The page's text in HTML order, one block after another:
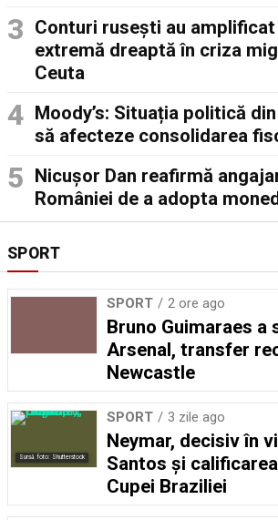
Conturi rusești au
extremă dreaptă în criza
Ceuta
Moody’s: Situația politică
să afecteze consolidarea
Nicușor Dan reafirmă
României de a adopta
SPORT
SPORT 2 ore ago
Bruno Guimaraes a
Arsenal, transfer
Newcastle
Sursă foto: Shutterstock
SPORT 3 zile ago
Neymar, decisiv în
Santos și
Cupei Braziliei